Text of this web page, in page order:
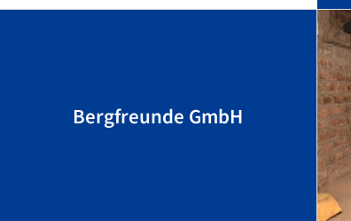
Bergfreunde GmbH